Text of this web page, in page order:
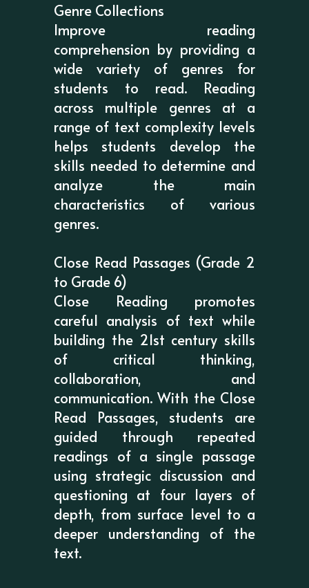
Genre Collections
Improve reading
comprehension by providing a
wide variety of genres for
students to read. Reading
across multiple genres at a
range of text complexity levels
helps students develop the
skills needed to determine and
analyze the main
characteristics of various
genres.
Close Read Passages (Grade 2
to Grade 6)
Close Reading promotes
careful analysis of text while
building the 21st century skills
of critical thinking,
collaboration, and
communication. With the Close
Read Passages, students are
guided through repeated
readings of a single passage
using strategic discussion and
questioning at four layers of
depth, from surface level to a
deeper understanding of the
text.